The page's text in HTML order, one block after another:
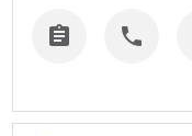
 